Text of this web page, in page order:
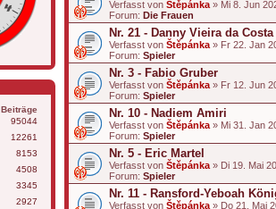
Verfasst von Štěpánka » Mi 8. Jun
Forum: Die Frauen
Nr. 21 - Danny Vieira da Costa
Verfasst von Štěpánka » Fr 22. Jan
Forum: Spieler
Nr. 3 - Fabio Gruber
Verfasst von Štěpánka » Fr 12. Jun
Forum: Spieler
Nr. 10 - Nadiem Amiri
Verfasst von Štěpánka » Mi 31. Jan
Forum: Spieler
Nr. 5 - Eric Martel
Verfasst von Štěpánka » Di 19. Mai
Forum: Spieler
Nr. 11 - Ransford-Yeboah
Verfasst von Štěpánka » Do 21. Mai
Beiträge
95044
12261
8153
4508
3345
2927